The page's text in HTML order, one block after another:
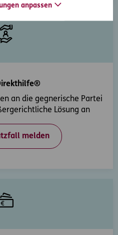
anpassen
an die gegnerische Partei
Lösung an
melden